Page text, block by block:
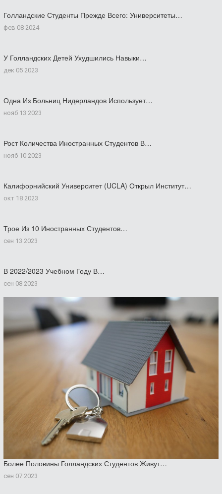
Голландские Студенты Прежде Всего: Университеты…
фев 08 2024
У Голландских Детей Ухудшились Навыки…
дек 05 2023
Одна Из Больниц Нидерландов Использует…
нояб 13 2023
Рост Количества Иностранных Студентов В…
нояб 10 2023
Калифорнийский Университет (UCLA) Открыл Институт…
окт 18 2023
Трое Из 10 Иностранных Студентов…
сен 13 2023
В 2022/2023 Учебном Году В…
сен 08 2023
Более Половины Голландских Студентов Живут…
сен 07 2023